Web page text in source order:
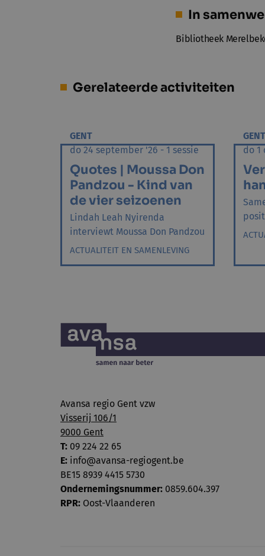
In
Bibliotheek
Gerelateerde activiteiten
GENT
do 24 september '26 - 1 sessie
Quotes | Moussa Don
Pandzou - Kind van
de vier seizoenen
Lindah Leah Nyirenda
interviewt Moussa Don Pandzou
ACTUALITEIT EN SAMENLEVING
GENT
do 1
Avansa regio Gent vzw
Visserij 106/1
9000 Gent
T: 09 224 22 65
E: info@avansa-regiogent.be
BE15 8939 4415 5730
Ondernemingsnummer: 0859.604.397
RPR: Oost-Vlaanderen